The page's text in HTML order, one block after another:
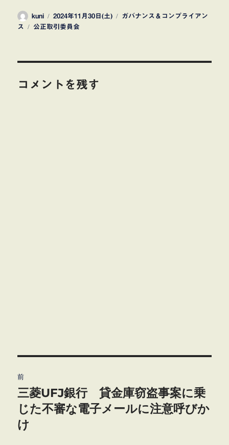
投
稿
kuni
投
稿
2024年11月30日(土)
カ
ガバナンス＆コンプライアン
ス
タ
公正取引委員会
コメントを残す
稿
ナ
ビ
前
前
の
投
三菱UFJ銀行 貸金庫窃盗事案に乗
じた不審な電子メールに注意呼びか
け